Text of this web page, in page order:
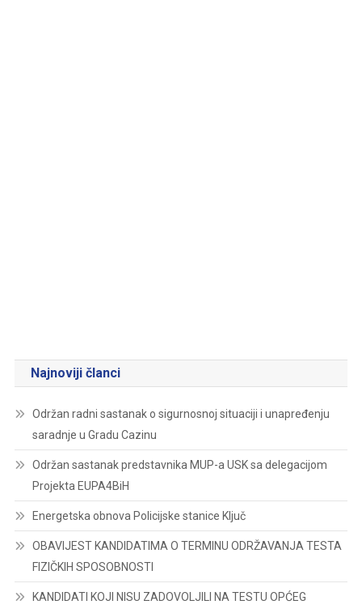
Najnoviji članci
Održan radni sastanak o sigurnosnoj situaciji i unapređenju
saradnje u Gradu Cazinu
Održan sastanak predstavnika MUP-a USK sa delegacijom
Projekta EUPA4BiH
Energetska obnova Policijske stanice Ključ
OBAVIJEST KANDIDATIMA O TERMINU ODRŽAVANJA TESTA
FIZIČKIH SPOSOBNOSTI
KANDIDATI KOJI NISU ZADOVOLJILI NA TESTU OPĆEG